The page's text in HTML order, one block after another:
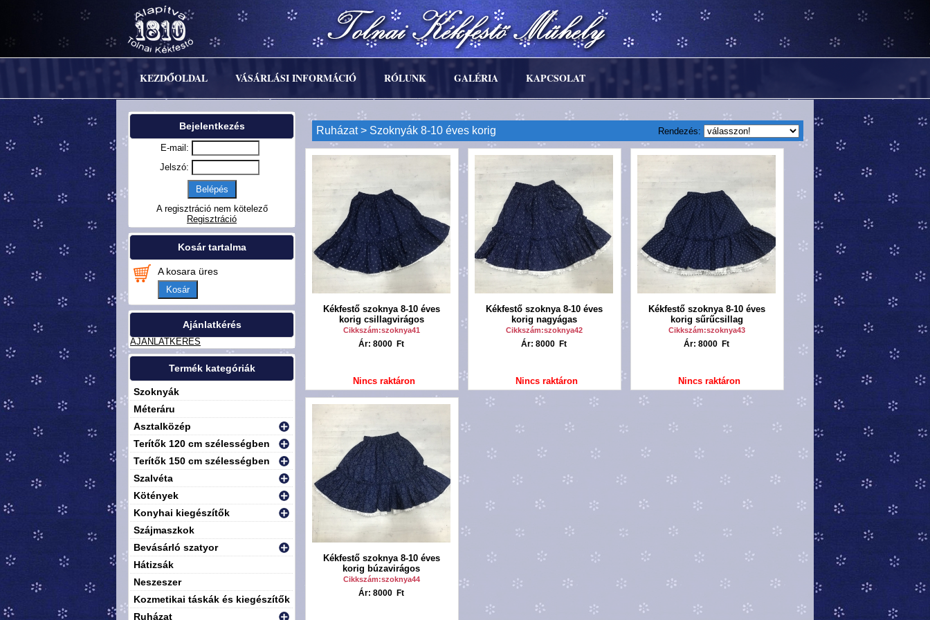
KEZDŐOLDAL VÁSÁRLÁSI INFORMÁCIÓ RÓLUNK GALÉRIA KAPCSOLAT
Bejelentkezés
E-mail:
Jelszó:
A regisztráció nem kötelező
Regisztráció
Kosár tartalma
A kosara üres
Kosár
Ajánlatkérés
AJÁNLATKÉRÉS
Termék kategóriák
Szoknyák
Méteráru
Asztalközép
Terítők 120 cm szélességben
Terítők 150 cm szélességben
Szalvéta
Kötények
Konyhai kiegészítők
Szájmaszkok
Bevásárló szatyor
Hátizsák
Neszeszer
Kozmetikai táskák és kiegészítők
Ruházat
Rendezés:
Ruházat> Szoknyák 8-10 éves korig
Kékfestő szoknya 8-10 éves
korig csillagvirágos
Cikkszám:szoknya41
Ár: 8000 Ft
Nincs raktáron
Kékfestő szoknya 8-10 éves
korig nagyágas
Cikkszám:szoknya42
Ár: 8000 Ft
Nincs raktáron
Kékfestő szoknya 8-10 éves
korig sűrűcsillag
Cikkszám:szoknya43
Ár: 8000 Ft
Nincs raktáron
Kékfestő szoknya 8-10 éves
korig búzavirágos
Cikkszám:szoknya44
Ár: 8000 Ft